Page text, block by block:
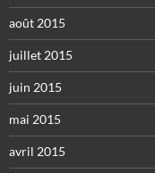
août 2015
juillet 2015
juin 2015
mai 2015
avril 2015